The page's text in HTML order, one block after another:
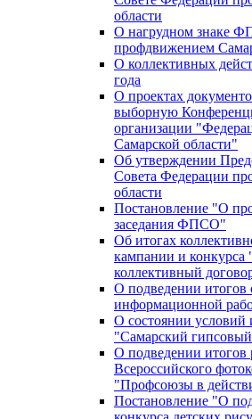
области
О нагрудном знаке
профдвижением
О коллективных
года
О проектах
выборную
организации
Самарской области"
Об утверждении
Совета Федерации
области
Постановление "О
заседания ФПСО"
Об итогах
кампании и
коллективный
О подведении итогов
информационной
О состоянии
"Самарский
О подведении итогов
Всероссийского
"Профсоюзы в
Постановление "О